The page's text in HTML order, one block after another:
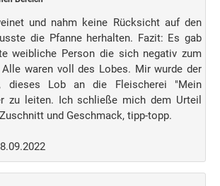
und nahm keine Rücksicht auf den
die Pfanne herhalten. Fazit: Es gab
weibliche Person die sich negativ zum
waren voll des Lobes. Mir wurde der
dieses Lob an die Fleischerei "Mein
zu leiten. Ich schließe mich dem Urteil
und Geschmack, tipp-topp.